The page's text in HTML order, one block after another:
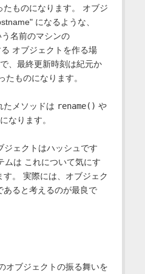
ものになります。 オブジ
になるような、
名前のマシンの
オブジェクトを作る場
、最終更新時刻は紀元か
ものになります。
たメソッドは rename() や
なります。
ジェクトはハッシュです
ムは これについて気にす
。 実際には、オブジェク
あると考えるのが最良で
オブジェクトの振る舞いを